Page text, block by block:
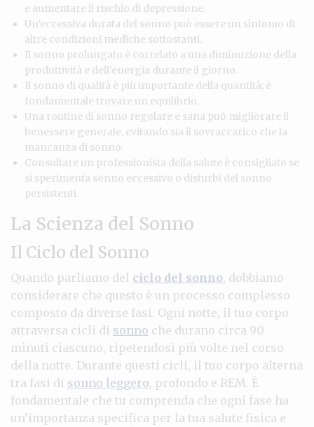
e aumentare il rischio di depressione.
Un’eccessiva durata del sonno può essere un sintomo di
altre condizioni mediche sottostanti.
Il sonno prolungato è correlato a una diminuzione della
produttività e dell’energia durante il giorno.
Il sonno di qualità è più importante della quantità; è
fondamentale trovare un equilibrio.
Una routine di sonno regolare e sana può migliorare il
benessere generale, evitando sia il sovraccarico che la
mancanza di sonno.
Consultare un professionista della salute è consigliato se
si sperimenta sonno eccessivo o disturbi del sonno
persistenti.
La Scienza del Sonno
Il Ciclo del Sonno
Quando parliamo del ciclo del sonno, dobbiamo
considerare che questo è un processo complesso
composto da diverse fasi. Ogni notte, il tuo corpo
attraversa cicli di sonno che durano circa 90
minuti ciascuno, ripetendosi più volte nel corso
della notte. Durante questi cicli, il tuo corpo alterna
tra fasi di sonno leggero, profondo e REM. È
fondamentale che tu comprenda che ogni fase ha
un’importanza specifica per la tua salute fisica e